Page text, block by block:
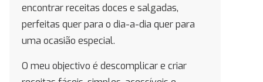
encontrar receitas doces e salgadas,
perfeitas quer para o dia-a-dia quer para
uma ocasião especial.
O meu objectivo é descomplicar e criar